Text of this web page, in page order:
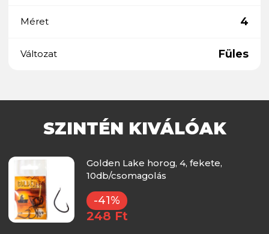
Méret 4
Változat Füles
SZINTÉN KIVÁLÓAK
Golden Lake horog, 4, fekete,
10db/csomagolás
-41%
248 Ft